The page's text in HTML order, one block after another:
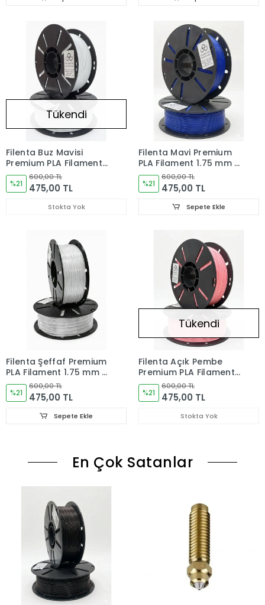
Tükendi
Filenta Buz Mavisi
Premium PLA Filament
1.75 mm – 1 kg
%21
600,00 TL
475,00 TL
Stokta Yok
Filenta Mavi Premium
PLA Filament 1.75 mm –
1 kg
%21
600,00 TL
475,00 TL
Sepete Ekle
Filenta Şeffaf Premium
PLA Filament 1.75 mm –
1 kg
%21
600,00 TL
475,00 TL
Sepete Ekle
Tükendi
Filenta Açık Pembe
Premium PLA Filament
1.75 mm – 1 kg
%21
600,00 TL
475,00 TL
Stokta Yok
En Çok Satanlar